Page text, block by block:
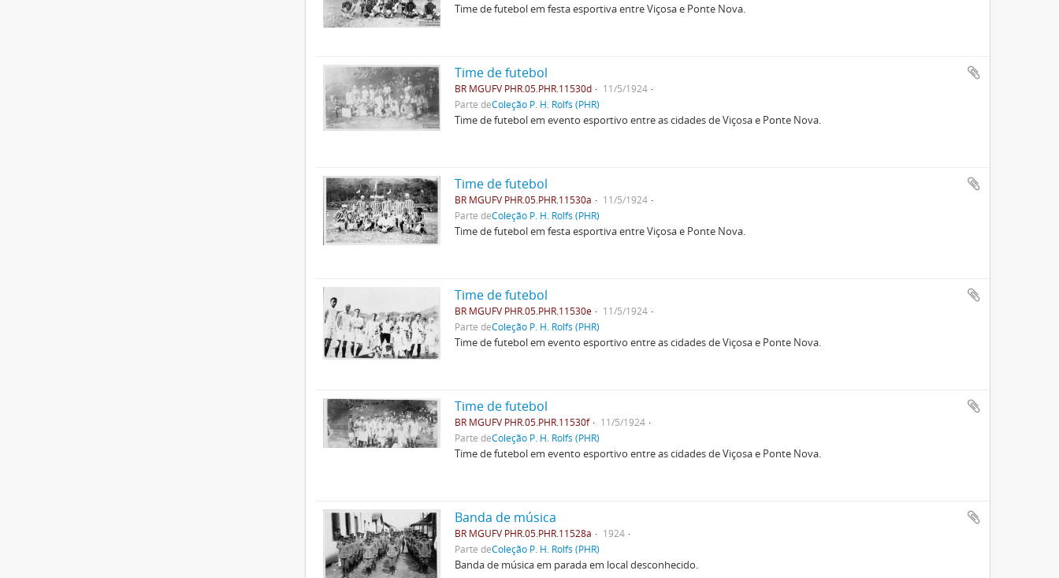
Time de futebol em festa esportiva entre Viçosa e Ponte Nova.
Time de futebol
BR MGUFV PHR.05.PHR.11530d
11/5/1924
Parte deColeção P. H. Rolfs (PHR)
Time de futebol em evento esportivo entre as cidades de Viçosa e Ponte Nova.
Time de futebol
BR MGUFV PHR.05.PHR.11530a
11/5/1924
Parte deColeção P. H. Rolfs (PHR)
Time de futebol em festa esportiva entre Viçosa e Ponte Nova.
Time de futebol
BR MGUFV PHR.05.PHR.11530e
11/5/1924
Parte deColeção P. H. Rolfs (PHR)
Time de futebol em evento esportivo entre as cidades de Viçosa e Ponte Nova.
Time de futebol
BR MGUFV PHR.05.PHR.11530f
11/5/1924
Parte deColeção P. H. Rolfs (PHR)
Time de futebol em evento esportivo entre as cidades de Viçosa e Ponte Nova.
Banda de música
BR MGUFV PHR.05.PHR.11528a
1924
Parte deColeção P. H. Rolfs (PHR)
Banda de música em parada em local desconhecido.